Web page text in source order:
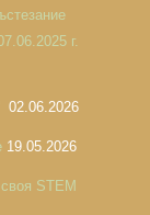
г.
02.06.2026
19.05.2026
STEM